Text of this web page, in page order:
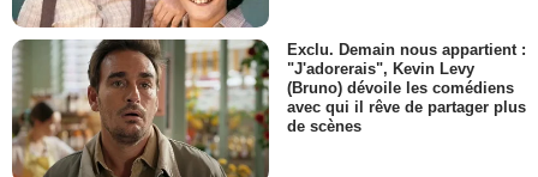
Exclu. Demain nous appartient :
"J'adorerais", Kevin Levy
(Bruno) dévoile les comédiens
avec qui il rêve de partager plus
de scènes